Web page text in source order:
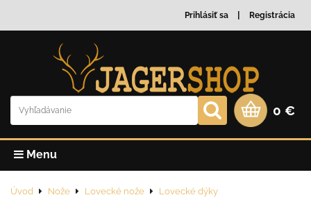
Prihlásiť sa Registrácia
0 €
Menu
Úvod Nože Lovecké nože Lovecké dýky